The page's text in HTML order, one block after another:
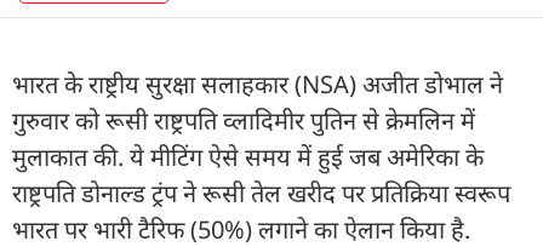
भारत के राष्ट्रीय सुरक्षा सलाहकार (NSA) अजीत डोभाल ने
गुरुवार को रूसी राष्ट्रपति व्लादिमीर पुतिन से क्रेमलिन में
मुलाकात की. ये मीटिंग ऐसे समय में हुई जब अमेरिका के
राष्ट्रपति डोनाल्ड ट्रंप ने रूसी तेल खरीद पर प्रतिक्रिया स्वरूप
भारत पर भारी टैरिफ (50%) लगाने का ऐलान किया है.